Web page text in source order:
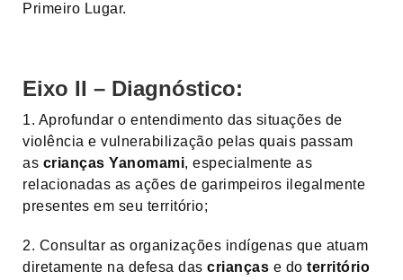
Primeiro Lugar.
Eixo II – Diagnóstico:
1. Aprofundar o entendimento das situações de
violência e vulnerabilização pelas quais passam
as crianças Yanomami, especialmente as
relacionadas as ações de garimpeiros ilegalmente
presentes em seu território;
2. Consultar as organizações indígenas que atuam
diretamente na defesa das crianças e do território